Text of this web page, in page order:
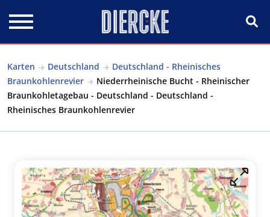
Karten Deutschland
Deutschland - Rheinisches
Braunkohlenrevier
Niederrheinische Bucht - Rheinischer
Braunkohletagebau - Deutschland - Deutschland -
Rheinisches Braunkohlenrevier